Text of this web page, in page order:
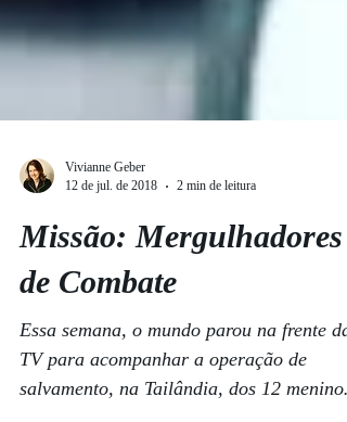
12 de jul. de 2018
2 min de leitura
Missão: Mergulhadores
de Combate
Essa semana, o mundo parou na frente da
TV para acompanhar a operação de